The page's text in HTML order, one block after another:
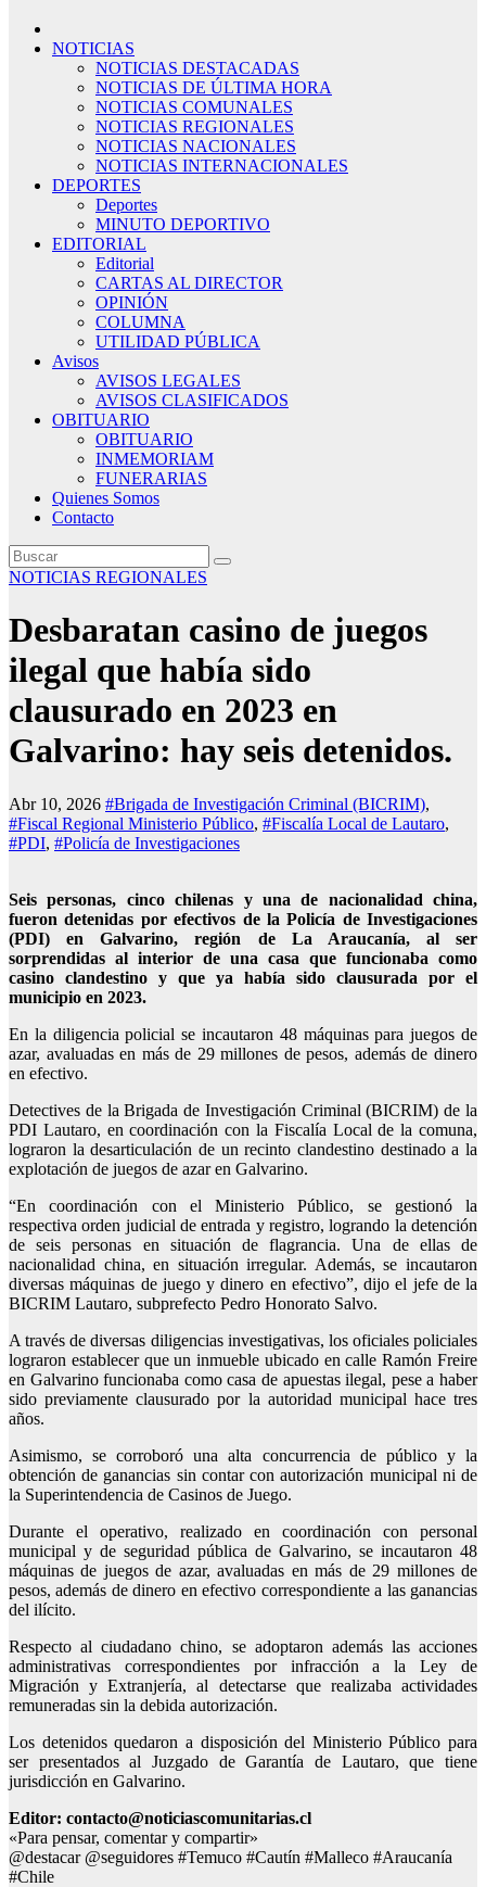
NOTICIAS
NOTICIAS DESTACADAS
NOTICIAS DE ÚLTIMA HORA
NOTICIAS COMUNALES
NOTICIAS REGIONALES
NOTICIAS NACIONALES
NOTICIAS INTERNACIONALES
DEPORTES
Deportes
MINUTO DEPORTIVO
EDITORIAL
Editorial
CARTAS AL DIRECTOR
OPINIÓN
COLUMNA
UTILIDAD PÚBLICA
Avisos
AVISOS LEGALES
AVISOS CLASIFICADOS
OBITUARIO
OBITUARIO
INMEMORIAM
FUNERARIAS
Quienes Somos
Contacto
NOTICIAS REGIONALES
Desbaratan casino de juegos
ilegal que había sido
clausurado en 2023 en
Galvarino: hay seis detenidos.
Abr 10, 2026 #Brigada de Investigación Criminal (BICRIM),
#Fiscal Regional Ministerio Público, #Fiscalía Local de Lautaro,
#PDI, #Policía de Investigaciones
Seis personas, cinco chilenas y una de nacionalidad china,
fueron detenidas por efectivos de la Policía de Investigaciones
(PDI) en Galvarino, región de La Araucanía, al ser
sorprendidas al interior de una casa que funcionaba como
casino clandestino y que ya había sido clausurada por el
municipio en 2023.
En la diligencia policial se incautaron 48 máquinas para juegos de
azar, avaluadas en más de 29 millones de pesos, además de dinero
en efectivo.
Detectives de la Brigada de Investigación Criminal (BICRIM) de la
PDI Lautaro, en coordinación con la Fiscalía Local de la comuna,
lograron la desarticulación de un recinto clandestino destinado a la
explotación de juegos de azar en Galvarino.
“En coordinación con el Ministerio Público, se gestionó la
respectiva orden judicial de entrada y registro, logrando la detención
de seis personas en situación de flagrancia. Una de ellas de
nacionalidad china, en situación irregular. Además, se incautaron
diversas máquinas de juego y dinero en efectivo”, dijo el jefe de la
BICRIM Lautaro, subprefecto Pedro Honorato Salvo.
A través de diversas diligencias investigativas, los oficiales policiales
lograron establecer que un inmueble ubicado en calle Ramón Freire
en Galvarino funcionaba como casa de apuestas ilegal, pese a haber
sido previamente clausurado por la autoridad municipal hace tres
años.
Asimismo, se corroboró una alta concurrencia de público y la
obtención de ganancias sin contar con autorización municipal ni de
la Superintendencia de Casinos de Juego.
Durante el operativo, realizado en coordinación con personal
municipal y de seguridad pública de Galvarino, se incautaron 48
máquinas de juegos de azar, avaluadas en más de 29 millones de
pesos, además de dinero en efectivo correspondiente a las ganancias
del ilícito.
Respecto al ciudadano chino, se adoptaron además las acciones
administrativas correspondientes por infracción a la Ley de
Migración y Extranjería, al detectarse que realizaba actividades
remuneradas sin la debida autorización.
Los detenidos quedaron a disposición del Ministerio Público para
ser presentados al Juzgado de Garantía de Lautaro, que tiene
jurisdicción en Galvarino.
Editor: contacto@noticiascomunitarias.cl
«Para pensar, comentar y compartir»
@destacar @seguidores #Temuco #Cautín #Malleco #Araucanía
#Chile